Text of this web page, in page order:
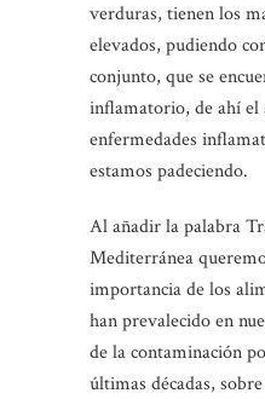
verduras, tienen los
elevados, pudiendo
conjunto, que se
inflamatorio, de ahí el
enfermedades
estamos padeciendo.
Al añadir la palabra
Mediterránea
importancia de los
han prevalecido en
de la contaminación
últimas décadas,